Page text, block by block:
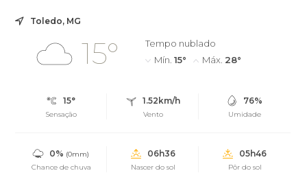
Toledo, MG
15°
Tempo nublado
Mín. 15° Máx. 28°
15°
Sensação
1.52km/h
Vento
76%
Umidade
0% (0mm)
Chance de chuva
06h36
Nascer do sol
05h46
Pôr do sol